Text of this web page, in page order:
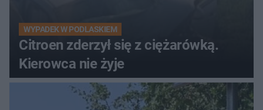
WYPADEK W PODLASKIEM
Citroen zderzył się z ciężarówką.
Kierowca nie żyje